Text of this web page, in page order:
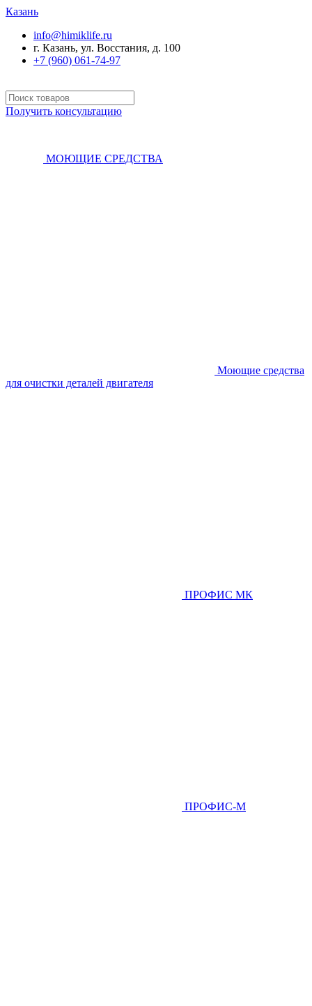
Казань
info@himiklife.ru
г. Казань, ул. Восстания, д. 100
+7 (960) 061-74-97
Получить консультацию
МОЮЩИЕ СРЕДСТВА
Моющие средства
для очистки деталей двигателя
ПРОФИС МК
ПРОФИС-М